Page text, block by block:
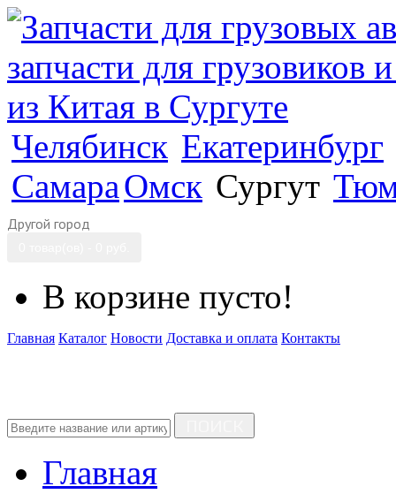
Челябинск Екатеринбург
СамараОмск Сургут
Другой город
В корзине пусто!
Главная Каталог Новости Доставка и оплата Контакты
Главная